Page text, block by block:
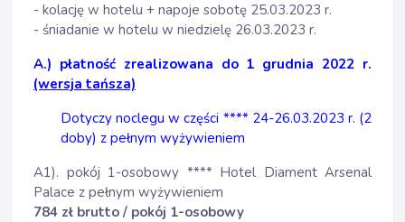
- kolację w hotelu + napoje sobotę 25.03.2023 r.
- śniadanie w hotelu w niedzielę 26.03.2023 r.
A.) płatność zrealizowana do 1 grudnia 2022 r.
(wersja tańsza)
Dotyczy noclegu w części **** 24-26.03.2023 r. (2
doby) z pełnym wyżywieniem
A1). pokój 1-osobowy **** Hotel Diament Arsenal
Palace z pełnym wyżywieniem
784 zł brutto / pokój 1-osobowy